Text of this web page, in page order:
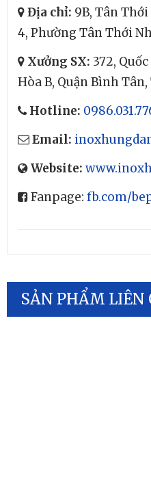
Địa chỉ: 9B, Tân
4, Phường Tân Thới
Xưởng SX: 372,
Hòa B, Quận Bình
Hotline:
Email:
Website:
Fanpage: fb.com/
SẢN PHẨM LIÊN